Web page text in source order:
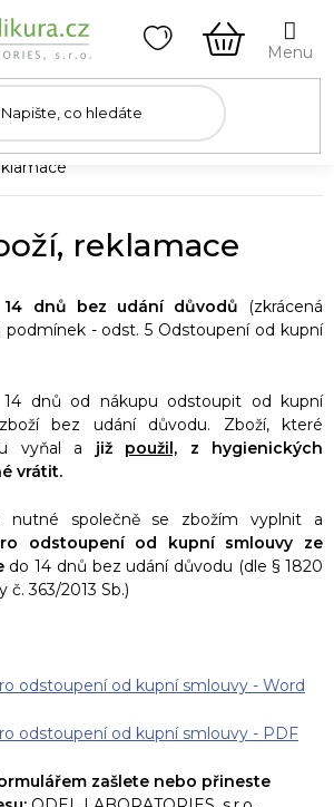
NÁKUPNÍ
KOŠÍK
reklamace
dnů bez udání důvodů
(zkrácená
- odst. 5 Odstoupení od kupní
dnů od nákupu odstoupit od kupní
bez udání důvodu. Zboží, které
vyňal a již použil, z hygienických
vrátit.
nutné společně se zbožím vyplnit a
odstoupení od kupní smlouvy ze
do 14 dnů bez udání důvodu (dle § 1820
č. 363/2013 Sb.)
odstoupení od kupní smlouvy - Word
odstoupení od kupní smlouvy - PDF
zašlete nebo přineste